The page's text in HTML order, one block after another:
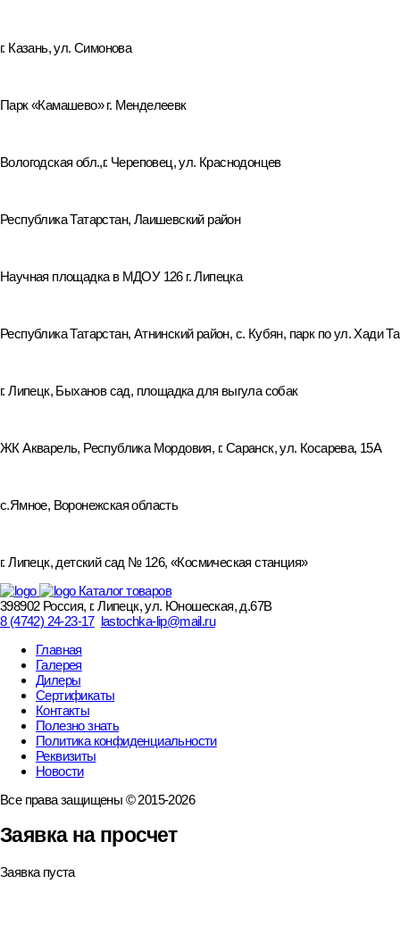
г. Казань, ул. Симонова
Парк «Камашево» г. Менделеевк
Вологодская обл.,г. Череповец, ул. Краснодонцев
Республика Татарстан, Лаишевский район
Научная площадка в МДОУ 126 г. Липецка
Республика Татарстан, Атнинский район, с. Кубян, парк по ул. Хади
г. Липецк, Быханов сад, площадка для выгула собак
ЖК Акварель, Республика Мордовия, г. Саранск, ул. Косарева, 15А
с.Ямное, Воронежская область
г. Липецк, детский сад № 126, «Космическая станция»
Каталог товаров
398902 Россия, г. Липецк, ул. Юношеская, д.67В
8 (4742) 24-23-17 lastochka-lip@mail.ru
Главная
Галерея
Дилеры
Сертификаты
Контакты
Полезно знать
Политика конфиденциальности
Реквизиты
Новости
Все права защищены © 2015-2026
Заявка на просчет
Заявка пуста